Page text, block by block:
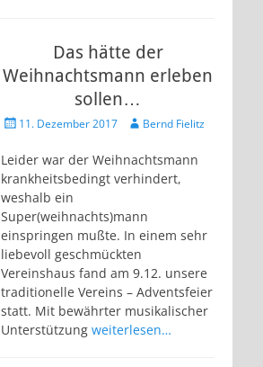
Das hätte der
Weihnachtsmann erleben
sollen…
Veröffentlicht
11. Dezember 2017 AutorBernd Fielitz
Leider war der Weihnachtsmann
krankheitsbedingt verhindert,
weshalb ein
Super(weihnachts)mann
einspringen mußte. In einem sehr
liebevoll geschmückten
Vereinshaus fand am 9.12. unsere
traditionelle Vereins – Adventsfeier
statt. Mit bewährter musikalischer
Unterstützung weiterlesen…